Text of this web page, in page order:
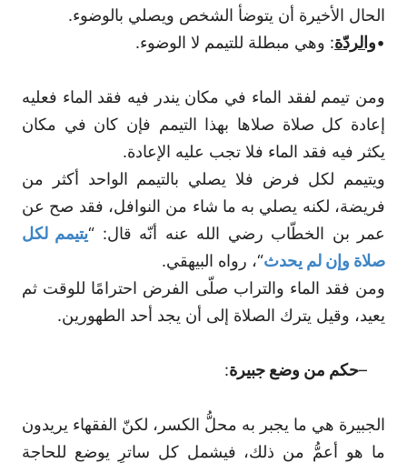
الحال الأخيرة أن يتوضأ الشخص ويصلي بالوضوء.
•والردّة: وهي مبطلة للتيمم لا الوضوء.
ومن تيمم لفقد الماء في مكان يندر فيه فقد الماء فعليه
إعادة كل صلاة صلاها بهذا التيمم فإن كان في مكان
يكثر فيه فقد الماء فلا تجب عليه الإعادة.
ويتيمم لكل فرض فلا يصلي بالتيمم الواحد أكثر من
فريضة، لكنه يصلي به ما شاء من النوافل، فقد صح عن
عمر بن الخطّاب رضي الله عنه أنّه قال: “يتيمم لكل
صلاة وإن لم يحدث“، رواه البيهقي.
ومن فقد الماء والتراب صلّى الفرض احترامًا للوقت ثم
يعيد، وقيل يترك الصلاة إلى أن يجد أحد الطهورين.
–حكم من وضع جبيرة:
الجبيرة هي ما يجبر به محلُّ الكسر، لكنّ الفقهاء يريدون
ما هو أعمُّ من ذلك، فيشمل كل ساترٍ يوضع للحاجة